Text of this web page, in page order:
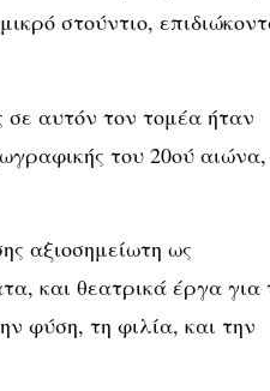
στούντιο,
σε αυτόν τον τομέα ήταν
του 20ού αιώνα,
αξιοσημείωτη ως
και θεατρικά έργα για
φύση, τη φιλία, και την